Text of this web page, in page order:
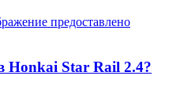
Honkai Star Rail 2.4?